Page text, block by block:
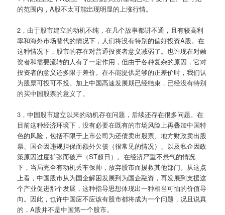
的范围内，A股不太可能出现明显的上涨行情。
2，由于股市建立的动机不纯，在几个故事都讲不通，且有较高利
率和海外市场替代的情况下，人们将没有特别的偏好投资A股。在
这种情况下，股市的存在对普通投资者意义减弱了。也许现在对融
资者和需要流转的人有了一定作用，但由于各种复杂的原因，它对
投资者的意义还多限于差价。在不能提供足够的正差价时，我们认
为股票可投可不投。加上中国高速发展期已经结束，已经没有特别
的买中国股票的意义了。
3，中国股市建立以来的动机存在问题，后续还存在很多问题。在
目前这种经济环境下，没有必要在既有的市场风险上再叠加中国特
色的风险，包括不限于上市公司为还债卖出股票、地方财政卖出股
票、国企因违规担保而额外欠债（很常见的情况）、以及私企因政
策原因过度扩张而破产（ST超日）。在经济严重不景气的情况
下，当局完全有动机丢车保帅，放弃股市而援救其他部门。从这点
上看，中国股市从为国企解困发展到为国企融资，再发展到支援这
个产业促进那个发展，这种指导思想体现出一种相当可怕的价值导
向。因此，也许中国应不应该有股市都将成为一个问题，况且说真
的，A股并不是中国第一个股市。